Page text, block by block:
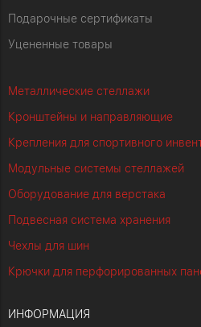
Подарочные сертификаты
Уцененные товары
Металлические стеллажи
Кронштейны и направляющие
Крепления для спортивного
Модульные системы стеллажей
Оборудование для верстака
Подвесная система хранения
Чехлы для шин
Крючки для перфорированных
ИНФОРМАЦИЯ